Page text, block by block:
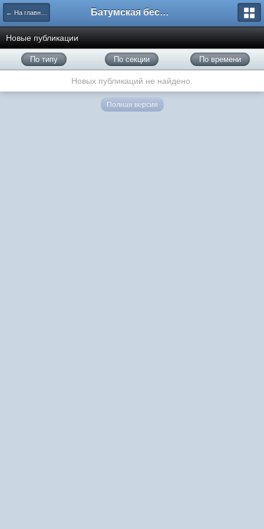
← На главную Батумская беседка
Новые публикации
По типу По секции По времени
Новых публикаций не найдено.
Полная версия